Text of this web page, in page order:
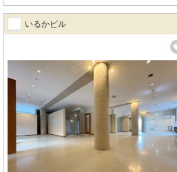
適なビジネス空間を実現します。さらに、
れており、お車でのアクセスも便利。歴史と
ネスを始めてみませんか？まずはお気軽にお
いるかビル